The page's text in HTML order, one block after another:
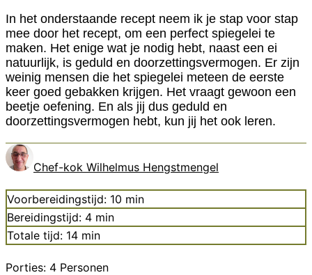
In het onderstaande recept neem ik je stap voor stap
mee door het recept, om een perfect spiegelei te
maken. Het enige wat je nodig hebt, naast een ei
natuurlijk, is geduld en doorzettingsvermogen. Er zijn
weinig mensen die het spiegelei meteen de eerste
keer goed gebakken krijgen. Het vraagt gewoon een
beetje oefening. En als jij dus geduld en
doorzettingsvermogen hebt, kun jij het ook leren.
Chef-kok Wilhelmus Hengstmengel
Voorbereidingstijd: 10 minuten
min
Bereidingstijd: 4minuten
min
Totale tijd: 14minuten
min
Porties: 4 Personen